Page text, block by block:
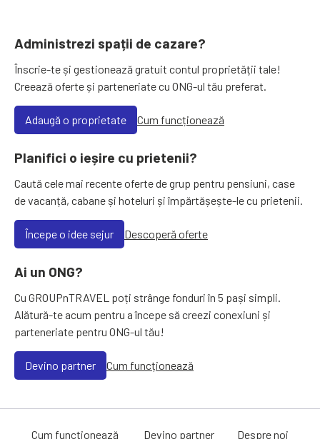
Administrezi spații de cazare?
Înscrie-te și gestionează gratuit contul proprietății tale!
Creează oferte și parteneriate cu ONG-ul tău preferat.
Adaugă o proprietate Cum funcționează
Planifici o ieșire cu prietenii?
Caută cele mai recente oferte de grup pentru pensiuni, case
de vacanță, cabane și hoteluri și împărtășește-le cu prietenii.
Începe o idee sejur Descoperă oferte
Ai un ONG?
Cu GROUPnTRAVEL poți strânge fonduri în 5 pași simpli.
Alătură-te acum pentru a începe să creezi conexiuni și
parteneriate pentru ONG-ul tău!
Devino partner Cum funcționează
Cum funcționează Devino partner Despre noi